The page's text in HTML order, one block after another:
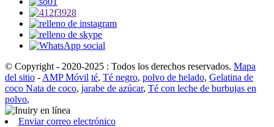
© Copyright - 2020-2025 : Todos los derechos reservados. Mapa
del sitio - AMP Móvil té, Té negro, polvo de helado, Gelatina de
coco Nata de coco, jarabe de azúcar, Té con leche de burbujas en
polvo,
Enviar correo electrónico